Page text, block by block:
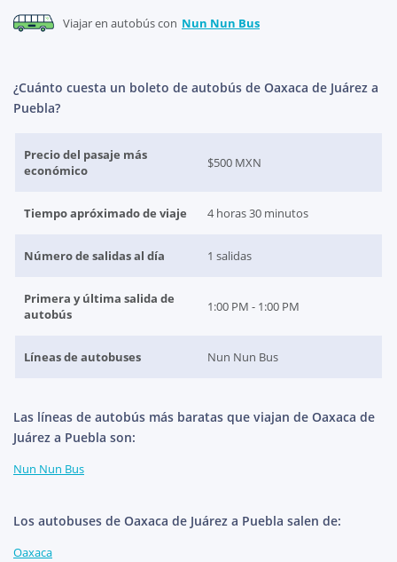
Viajar en autobús con Nun Nun Bus
¿Cuánto cuesta un boleto de autobús de Oaxaca de Juárez a
Puebla?
Precio del pasaje más
económico
$500 MXN
Tiempo apróximado de viaje 4 horas 30 minutos
Número de salidas al día 1 salidas
Primera y última salida de
autobús
1:00 PM - 1:00 PM
Líneas de autobuses Nun Nun Bus
Las líneas de autobús más baratas que viajan de Oaxaca de
Juárez a Puebla son:
Nun Nun Bus
Los autobuses de Oaxaca de Juárez a Puebla salen de:
Oaxaca